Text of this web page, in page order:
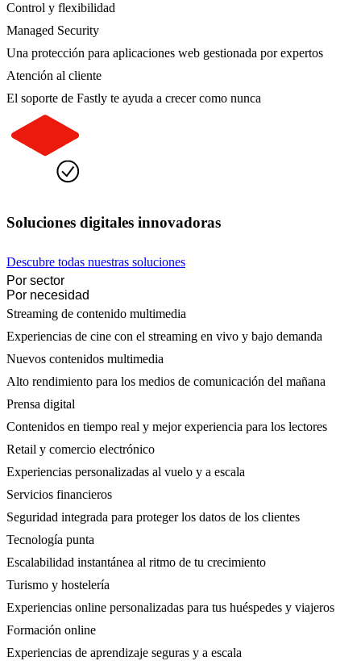
Control y flexibilidad
Managed Security
Una protección para aplicaciones web gestionada por expertos
Atención al cliente
El soporte de Fastly te ayuda a crecer como nunca
Soluciones digitales innovadoras
Descubre todas nuestras soluciones
Por sector
Por necesidad
Streaming de contenido multimedia
Experiencias de cine con el streaming en vivo y bajo demanda
Nuevos contenidos multimedia
Alto rendimiento para los medios de comunicación del mañana
Prensa digital
Contenidos en tiempo real y mejor experiencia para los lectores
Retail y comercio electrónico
Experiencias personalizadas al vuelo y a escala
Servicios financieros
Seguridad integrada para proteger los datos de los clientes
Tecnología punta
Escalabilidad instantánea al ritmo de tu crecimiento
Turismo y hostelería
Experiencias online personalizadas para tus huéspedes y viajeros
Formación online
Experiencias de aprendizaje seguras y a escala